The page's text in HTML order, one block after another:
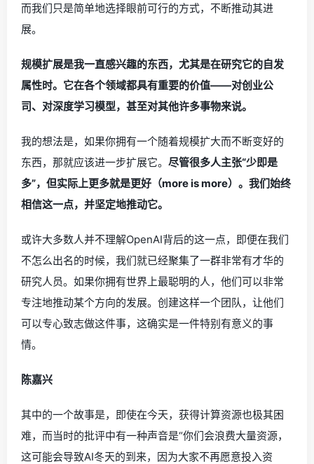
而我们只是简单地选择眼前可行的方式，不断推动其进
展。
规模扩展是我一直感兴趣的东西，尤其是在研究它的自发
属性时。它在各个领域都具有重要的价值——对创业公
司、对深度学习模型，甚至对其他许多事物来说。
我的想法是，如果你拥有一个随着规模扩大而不断变好的
东西，那就应该进一步扩展它。 尽管很多人主张“少即是
多”，但实际上更多就是更好（more is more）。我们始终
相信这一点，并坚定地推动它。
或许大多数人并不理解OpenAI背后的这一点，即便在我们
不怎么出名的时候，我们就已经聚集了一群非常有才华的
研究人员。如果你拥有世界上最聪明的人，他们可以非常
专注地推动某个方向的发展。创建这样一个团队，让他们
可以专心致志做这件事，这确实是一件特别有意义的事
情。
陈嘉兴
其中的一个故事是，即使在今天，获得计算资源也极其困
难，而当时的批评中有一种声音是“你们会浪费大量资源，
这可能会导致AI冬天的到来，因为大家不再愿意投入资